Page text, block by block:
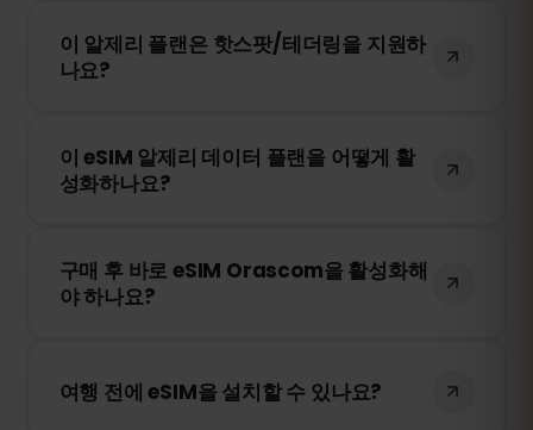
추가 데이터를 구매할 수 있습니다. 계정에
로그인하여 원하는 데이터 용량을 선택하세
이 알제리 플랜은 핫스팟/테더링을 지원하
나요?
통해 다른 기기와 공유할 수 있습니다. 다만,
속도 및 이용 가능 여부는 현지 네트워크 사
이 eSIM 알제리 데이터 플랜을 어떻게 활
성화하나요?
eSIM 설정에서 QR 코드를 스캔하면 즉시 활
성화됩니다. 물리적인 SIM 카드 교체가 필요
구매 후 바로 eSIM Orascom을 활성화해
야 하나요?
다. 단, Orascom 내 네트워크에 처음 연결될
여행 전에 eSIM을 설치할 수 있나요?